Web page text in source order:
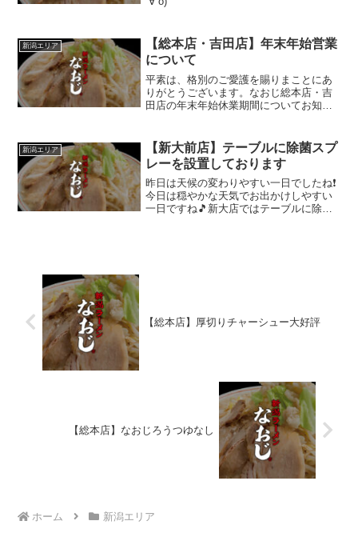
新潟エリア
【総本店・吉田店】年末年始営業
について
平素は、格別のご愛護を賜りまことにあ
りがとうございます。なおじ総本店・吉
田店の年末年始休業期間についてお知ら
ン1月3日（木）以降 通常営業ご不便を
おかけいたしま...
新潟エリア
【新大前店】テーブルに除菌スプ
レーを設置しております
昨日は天候の変わりやすい一日でしたね❗
今日は穏やかな天気でお出かけしやすい
一日ですね🎵新大店ではテーブルに除菌
【総本店】厚切りチャーシュー大好評
【総本店】なおじろうつゆなし
ホーム 新潟エリア